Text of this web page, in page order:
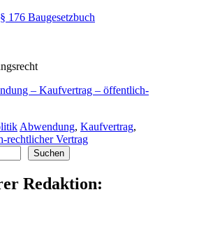
176 Baugesetzbuch
– Kaufvertrag – öffentlich-
Abwendung, Kaufvertrag,
rechtlicher Vertrag
Suchen
Redaktion: